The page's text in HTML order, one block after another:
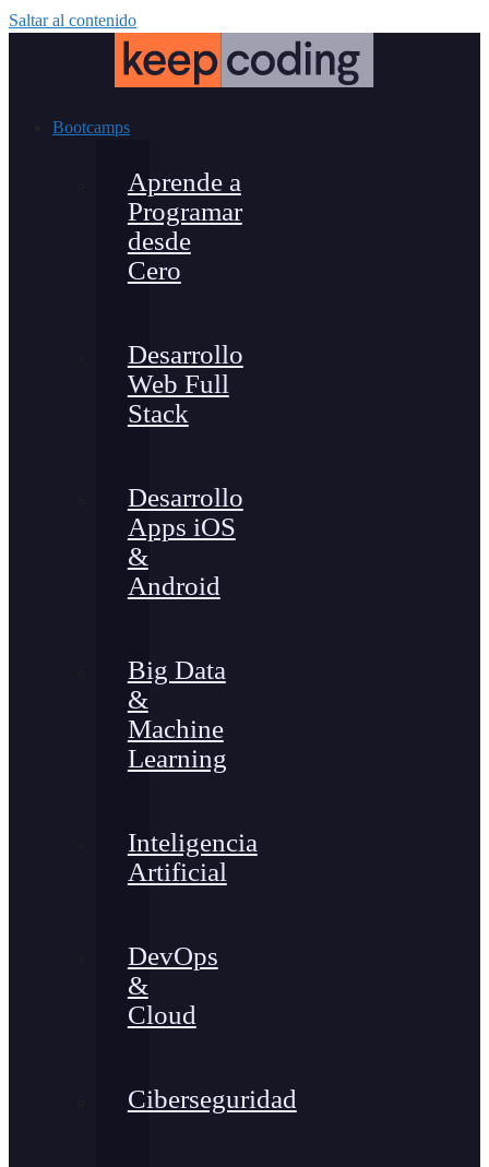
Saltar al contenido
Bootcamps
Aprende a
Programar
desde
Cero
Desarrollo
Web Full
Stack
Desarrollo
Apps iOS
&
Android
Big Data
&
Machine
Learning
Inteligencia
Artificial
DevOps
&
Cloud
Ciberseguridad